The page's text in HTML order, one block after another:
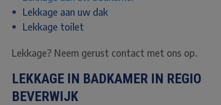
Lekkage aan uw dak
Lekkage toilet
Lekkage? Neem gerust contact met ons op.
LEKKAGE IN BADKAMER IN REGIO
BEVERWIJK